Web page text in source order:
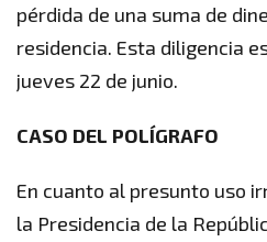
pérdida de una suma de
residencia. Esta diligencia
jueves 22 de junio.
CASO DEL POLÍGRAFO
En cuanto al presunto uso
la Presidencia de la